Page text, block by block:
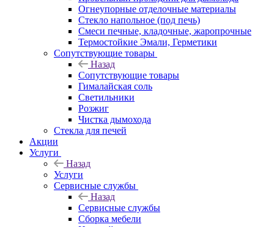
Огнеупорные отделочные материалы
Стекло напольное (под печь)
Смеси печные, кладочные, жаропрочные
Термостойкие Эмали, Герметики
Сопутствующие товары
Назад
Сопутствующие товары
Гималайская соль
Светильники
Розжиг
Чистка дымохода
Стекла для печей
Акции
Услуги
Назад
Услуги
Сервисные службы
Назад
Сервисные службы
Сборка мебели